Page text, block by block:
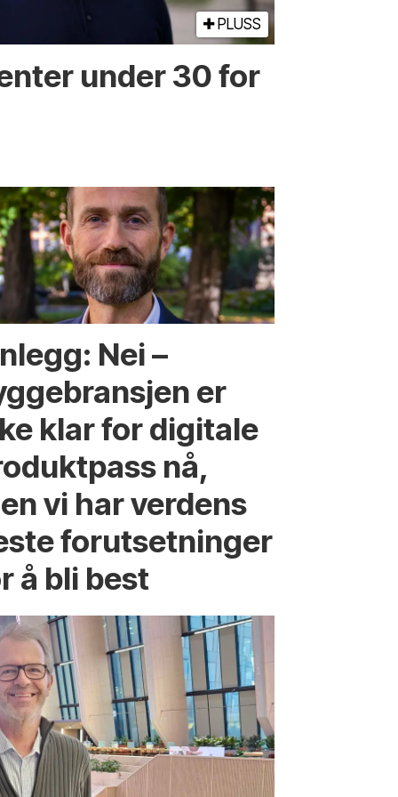
PLUSS
under 30 for
Nei –
er
klar for digitale
nå,
vi har verdens
forutsetninger
å bli best